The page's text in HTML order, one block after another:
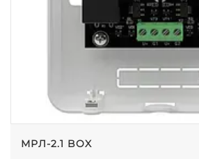
МРЛ-2.1 BOX